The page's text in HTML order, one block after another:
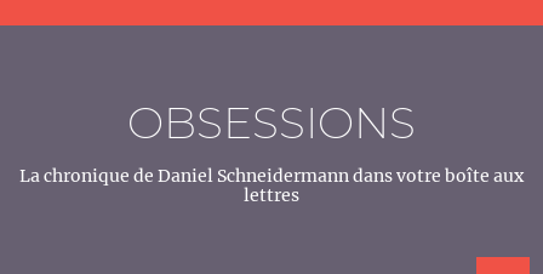
OBSESSIONS
La chronique de Daniel Schneidermann dans votre boîte aux
lettres